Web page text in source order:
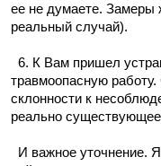
ее не думаете. Замеры
реальный случай).
6. К Вам пришел
травмоопасную
склонности к
реально
И важное уточнение.